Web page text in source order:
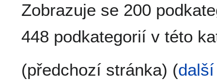
Zobrazuje se 200
448 podkategorií v této
(předchozí stránka) (